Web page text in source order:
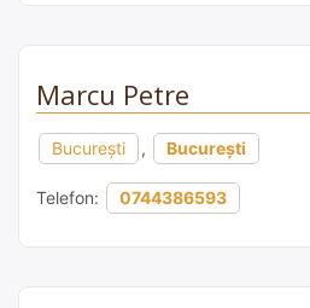
Marcu Petre
București , București
Telefon: 0744386593